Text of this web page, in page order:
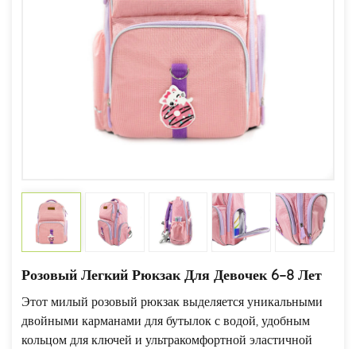
Розовый Легкий Рюкзак Для Девочек 6–8 Лет
Этот милый розовый рюкзак выделяется уникальными
двойными карманами для бутылок с водой, удобным
кольцом для ключей и ультракомфортной эластичной